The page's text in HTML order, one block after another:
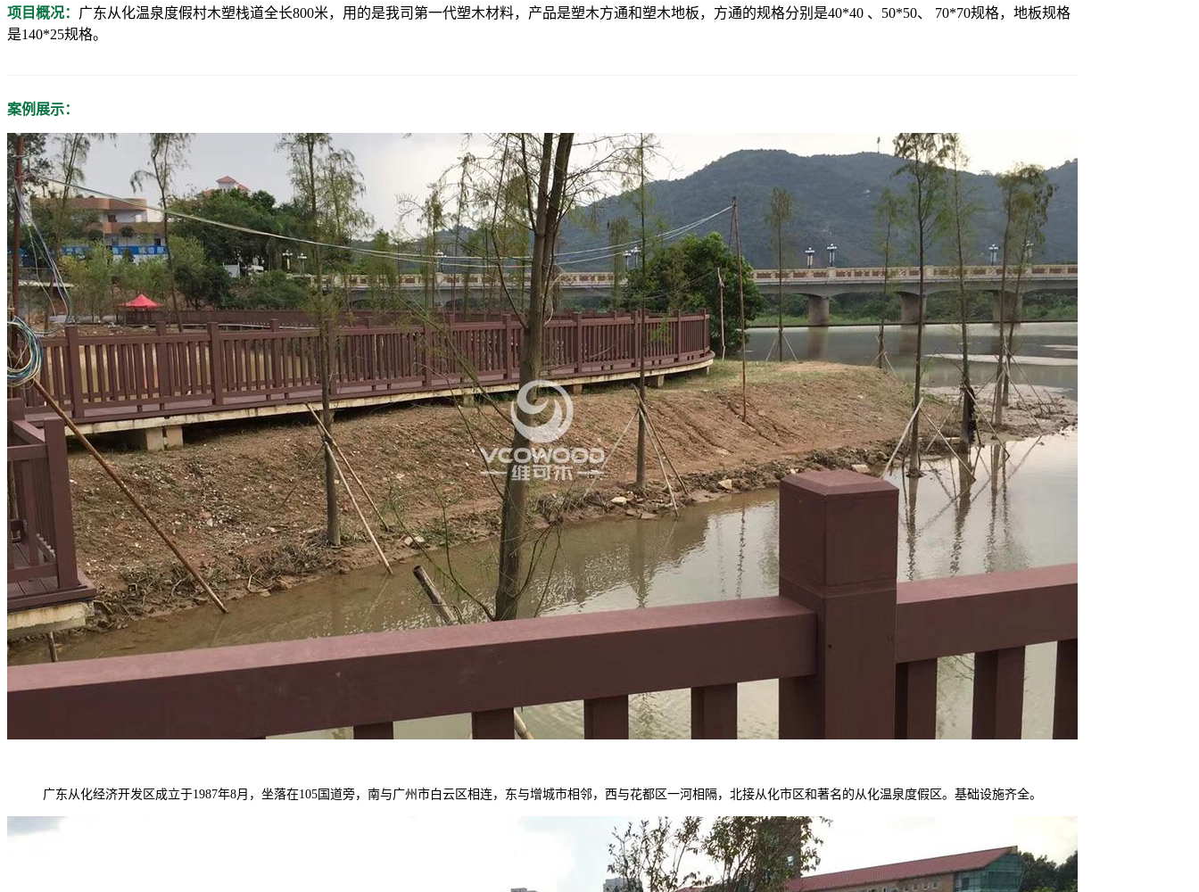
项目概况： 广东从化温泉度假村木塑栈道全长800米，用的是我司第一代塑木材料，产品是塑木方通和塑木地板，方通的规格分别是40*40 、50*50、 70*70规格，地板规格
是140*25规格。
案例展示：
广东从化经济开发区成立于1987年8月 ，坐落在105国道旁，南与广州市白云区相连，东与增城市相邻，西与花都区一河相隔，北接从化市区和著名的从化温泉度假区。基础设施齐全。